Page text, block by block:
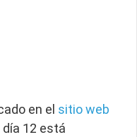
en el sitio web
12 está